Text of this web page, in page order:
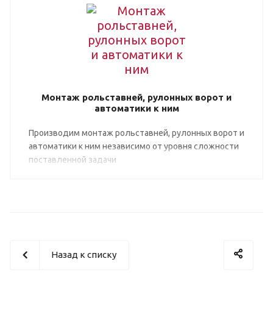
Монтаж рольставней, рулонных ворот и
автоматики к ним
Производим монтаж рольставней, рулонных ворот и
автоматики к ним независимо от уровня сложности
поставленной задачи
Назад к списку